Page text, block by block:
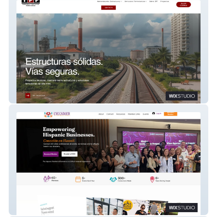
IPF CONSTRUCCIONES
Hispanic Chamber of Commerce Hawaii